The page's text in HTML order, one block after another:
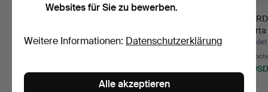
Castelfidardo,…
Beendet 2. Jul 2026
Beendet 29. Jun 2026
3
38 USD
Websites für Sie zu bewerben.
Weitere Informationen: Datenschutzerklärung
Alle akzeptieren